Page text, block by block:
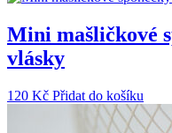
Mini mašličkové
vlásky
120 Kč Přidat do košíku